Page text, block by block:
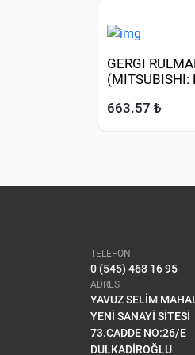
GERGI
(MITSUBISHI:
663.57 ₺
TELEFON
0 (545) 468 16 95
ADRES
YAVUZ SELİM
YENİ SANAYİ SİTESİ
73.CADDE NO:26/E
DULKADİROĞLU